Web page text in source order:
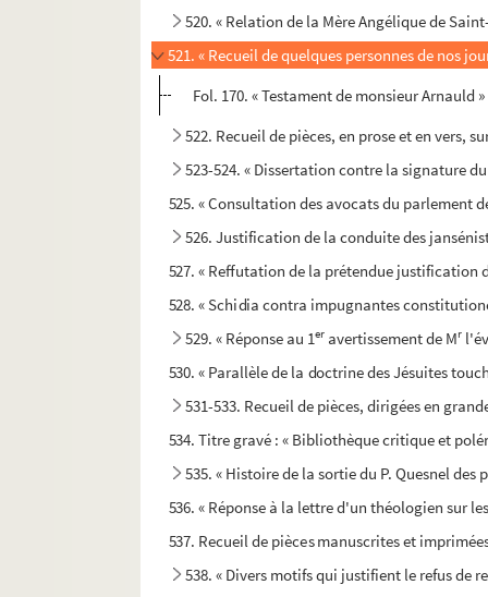
520. « Relation de la Mère Angélique de
521. « Recueil de quelques personnes de nos
Fol. 170. « Testament de monsieur Arnauld »
522. Recueil de pièces, en prose et en vers,
523-524. « Dissertation contre la signature
525. « Consultation des avocats du parlement
526. Justification de la conduite des
527. « Reffutation de la prétendue justification
528. « Schidia contra impugnantes
529. « Réponse au 1er avertissement de Mr
530. « Parallèle de la doctrine des Jésuites
531-533. Recueil de pièces, dirigées en
534. Titre gravé : « Bibliothèque critique et
535. « Histoire de la sortie du P. Quesnel
536. « Réponse à la lettre d'un théologien sur
537. Recueil de pièces manuscrites et
538. « Divers motifs qui justifient le refus